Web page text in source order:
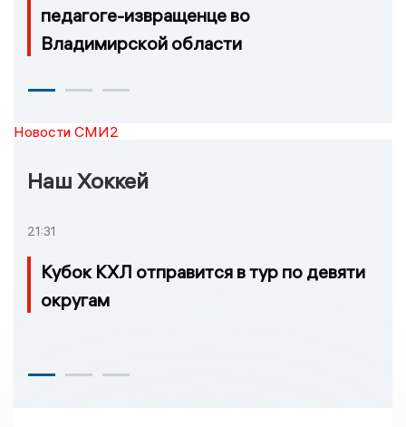
педагоге-извращенце во
Владимирской области
Новости СМИ2
Наш Хоккей
21:31
Кубок КХЛ отправится в тур по девяти
округам